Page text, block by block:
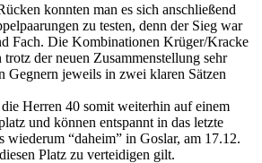
konnten man es sich anschließend
zu testen, denn der Sieg war
Fach. Die Kombinationen Krüger/Kracke
trotz der neuen Zusammenstellung sehr
Gegnern jeweils in zwei klaren Sätzen
Herren 40 somit weiterhin auf einem
und können entspannt in das letzte
wiederum “daheim” in Goslar, am 17.12.
Platz zu verteidigen gilt.